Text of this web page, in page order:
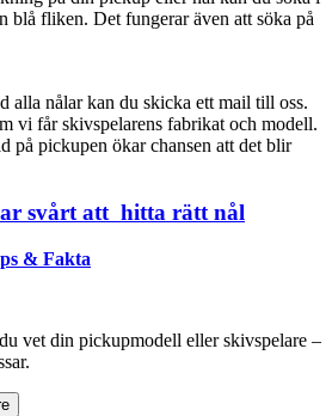
blå fliken. Det fungerar även att söka på
alla nålar kan du skicka ett mail till oss.
vi får skivspelarens fabrikat och modell.
på pickupen ökar chansen att det blir
svårt att hitta rätt nål
& Fakta
vet din pickupmodell eller skivspelare –